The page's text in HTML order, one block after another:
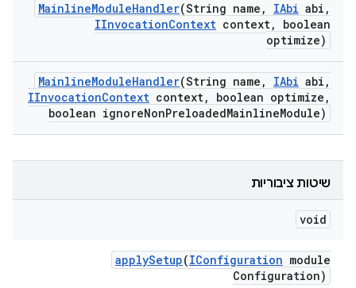
MainlineModuleHandler(String name , IAbi abi ,
IInvocationContext context,
boolean
optimize)
MainlineModuleHandler(String name , IAbi abi ,
IInvocationContext context, boolean optimize ,
boolean ignoreNonPreloadedMainlineModule)
שיטות ציבוריות
void
applySetup(IConfiguration module
Configuration)